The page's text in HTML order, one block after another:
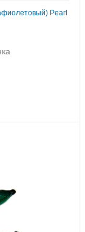
Pearl